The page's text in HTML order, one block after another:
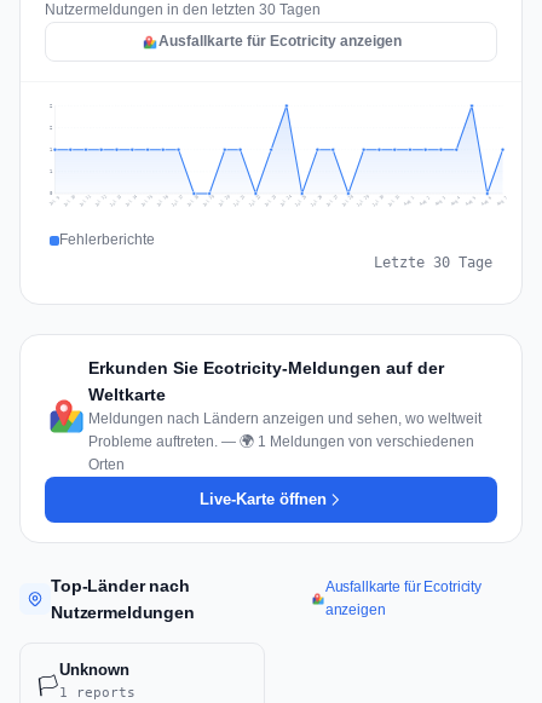
Nutzermeldungen in den letzten 30 Tagen
Ausfallkarte für Ecotricity anzeigen
1
1
2
2
Jul 9 Jul 10 Jul 11 Jul 12 Jul 13 Jul 14 Jul 15 Jul 16 Jul 17 Jul 18 Jul 19 Jul 20 Jul 21 Jul 22 Jul 23 Jul 24 Jul 25 Jul 26 Jul 27 Jul 28 Jul 29 Jul 30 Jul 31 Aug 1 Aug 2 Aug 3 Aug 4 Aug 5 Aug 6 Aug 7
Fehlerberichte
Letzte 30 Tage
Erkunden Sie Ecotricity-Meldungen auf der
Weltkarte
Meldungen nach Ländern anzeigen und sehen, wo weltweit
Probleme auftreten. — 🌍 1 Meldungen von verschiedenen
Orten
Live-Karte öffnen
Top-Länder nach
Nutzermeldungen
Ausfallkarte für Ecotricity
anzeigen
🏳️
Unknown
1 reports